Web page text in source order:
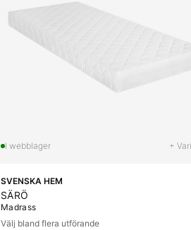
+
SVENSKA HEM
SÄRÖ
Madrass
Välj bland flera utförande